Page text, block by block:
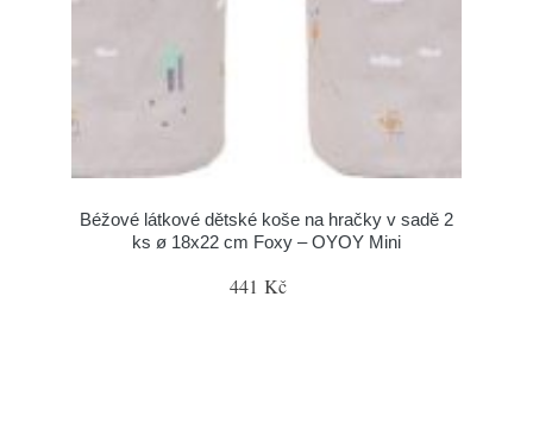
Béžové látkové dětské koše na hračky v sadě 2
ks ø 18x22 cm Foxy – OYOY Mini
441 Kč